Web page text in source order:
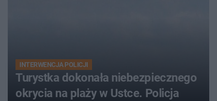
INTERWENCJA POLICJI
Turystka dokonała niebezpiecznego
okrycia na plaży w Ustce. Policja